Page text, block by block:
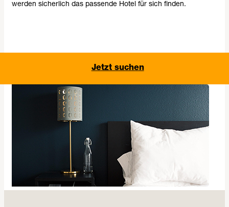
werden sicherlich das passende Hotel für sich finden.
Jetzt suchen